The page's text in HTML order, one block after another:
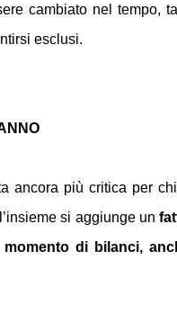
cambiato nel tempo,
esclusi.
ancora più critica per
si aggiunge un
momento di bilanci,